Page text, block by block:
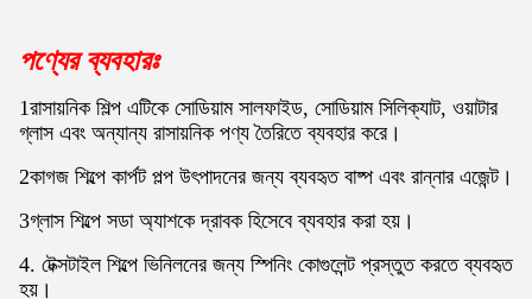
পণ্যের ব্যবহারঃ
1রাসায়নিক শিল্প এটিকে সোডিয়াম সালফাইড, সোডিয়াম সিলিক্যাট, ওয়াটার
গ্লাস এবং অন্যান্য রাসায়নিক পণ্য তৈরিতে ব্যবহার করে।
2কাগজ শিল্পে কার্পট পল্প উৎপাদনের জন্য ব্যবহৃত বাষ্প এবং রান্নার এজেন্ট।
3গ্লাস শিল্পে সডা অ্যাশকে দ্রাবক হিসেবে ব্যবহার করা হয়।
4. টেক্সটাইল শিল্পে ভিনিলনের জন্য স্পিনিং কোগুলেন্ট প্রস্তুত করতে ব্যবহৃত
হয়।